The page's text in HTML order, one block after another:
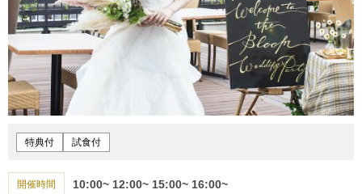
特典付 試食付
開催時間 10:00~ 12:00~ 15:00~ 16:00~